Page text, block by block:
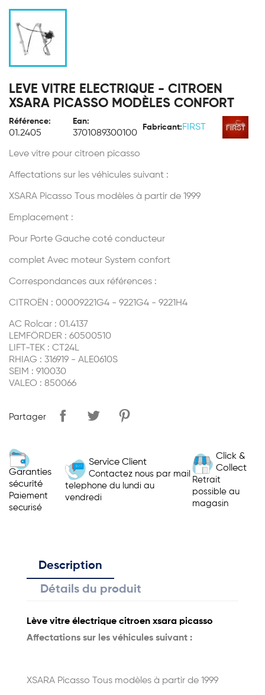
LEVE VITRE ELECTRIQUE - CITROEN
XSARA PICASSO MODÈLES CONFORT
Référence:
01.2405
Ean:
3701089300100
Fabricant: FIRST
Leve vitre pour citroen picasso
Affectations sur les véhicules suivant :
XSARA Picasso Tous modèles à partir de 1999
Emplacement :
Pour Porte Gauche coté conducteur
complet Avec moteur System confort
Correspondances aux références :
CITROËN : 00009221G4 - 9221G4 - 9221H4
AC Rolcar : 01.4137
LEMFÖRDER : 60500510
LIFT-TEK : CT24L
RHIAG : 316919 - ALE0610S
SEIM : 910030
VALEO : 850066
Partager
Garanties
sécurité
Paiement
securisé
Service Client
Contactez nous par mail
telephone du lundi au
vendredi
Click &
Collect
Retrait
possible au
magasin
Description
Détails du produit
Lève vitre électrique citroen xsara picasso
Affectations sur les véhicules suivant :
XSARA Picasso Tous modèles à partir de 1999